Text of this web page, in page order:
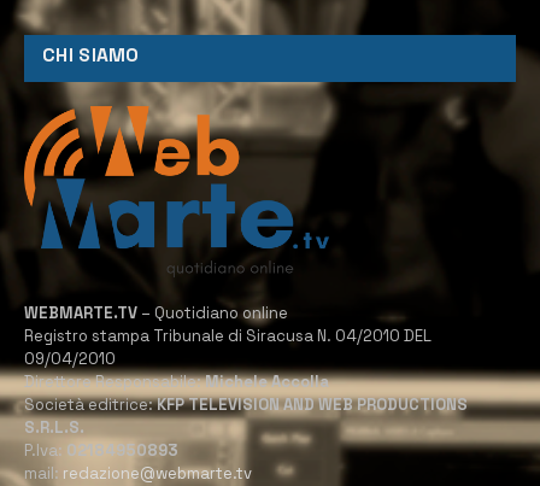
CHI SIAMO
WEBMARTE.TV – Quotidiano online
Registro stampa Tribunale di Siracusa N. 04/2010 DEL
09/04/2010
Direttore Responsabile:Michele Accolla
Società editrice:KFP TELEVISION AND WEB PRODUCTIONS
S.R.L.S.
P.Iva: 02184950893
mail: redazione@webmarte.tv